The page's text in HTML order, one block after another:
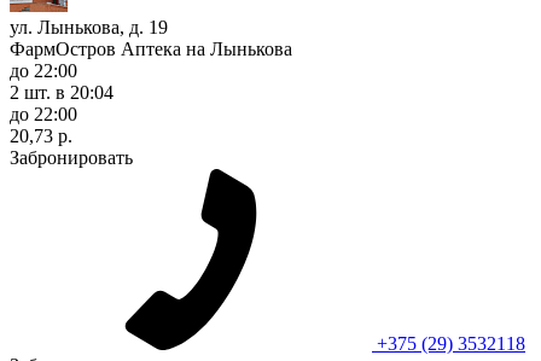
ул. Лынькова, д. 19
ФармОстров Аптека на Лынькова
до 22:00
2 шт. в 20:04
до 22:00
20,73 р.
Забронировать
+375 (29) 3532118